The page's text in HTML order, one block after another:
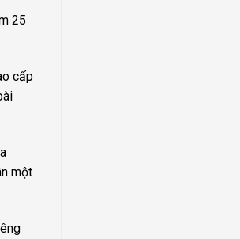
25
cấp
một